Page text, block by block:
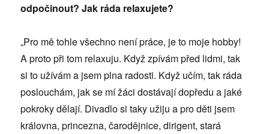
odpočinout? Jak ráda relaxujete?
„Pro mě tohle všechno není práce, je to moje hobby!
A proto při tom relaxuju. Když zpívám před lidmi, tak
si to užívám a jsem plna radosti. Když učím, tak ráda
poslouchám, jak se mí žáci dostávají dopředu a jaké
pokroky dělají. Divadlo si taky užiju a pro děti jsem
královna, princezna, čarodějnice, dirigent, stará